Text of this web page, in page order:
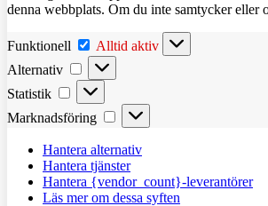
denna webbplats. Om du inte samtycker eller
Funktionell Funktionell
Alltid aktiv
Alternativ
Alternativ
Statistik Statistik
Marknadsföring Marknadsföring
Hantera alternativ
Hantera tjänster
Hantera {vendor_count}-leverantörer
Läs mer om dessa syften